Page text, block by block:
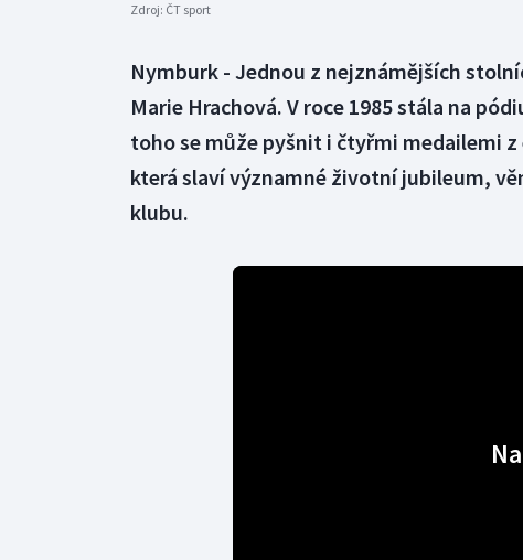
Zdroj: ČT sport
Nymburk - Jednou z nejznámějších
Marie Hrachová. V roce 1985 stála na
toho se může pyšnit i čtyřmi medailemi
která slaví významné životní jubileum,
klubu.